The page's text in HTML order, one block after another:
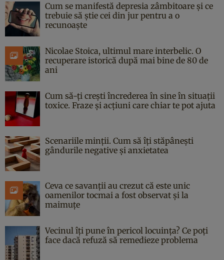
Cum se manifestă depresia zâmbitoare și ce
trebuie să știe cei din jur pentru a o
recunoaște
Nicolae Stoica, ultimul mare interbelic. O
recuperare istorică după mai bine de 80 de
ani
Cum să-ți crești încrederea în sine în situații
toxice. Fraze și acțiuni care chiar te pot ajuta
Scenariile minții. Cum să îți stăpânești
gândurile negative și anxietatea
Ceva ce savanții au crezut că este unic
oamenilor tocmai a fost observat și la
maimuțe
Vecinul îți pune în pericol locuința? Ce poți
face dacă refuză să remedieze problema